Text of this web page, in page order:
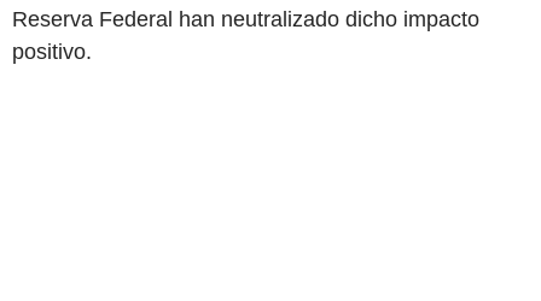
Reserva Federal han neutralizado dicho impacto
positivo.